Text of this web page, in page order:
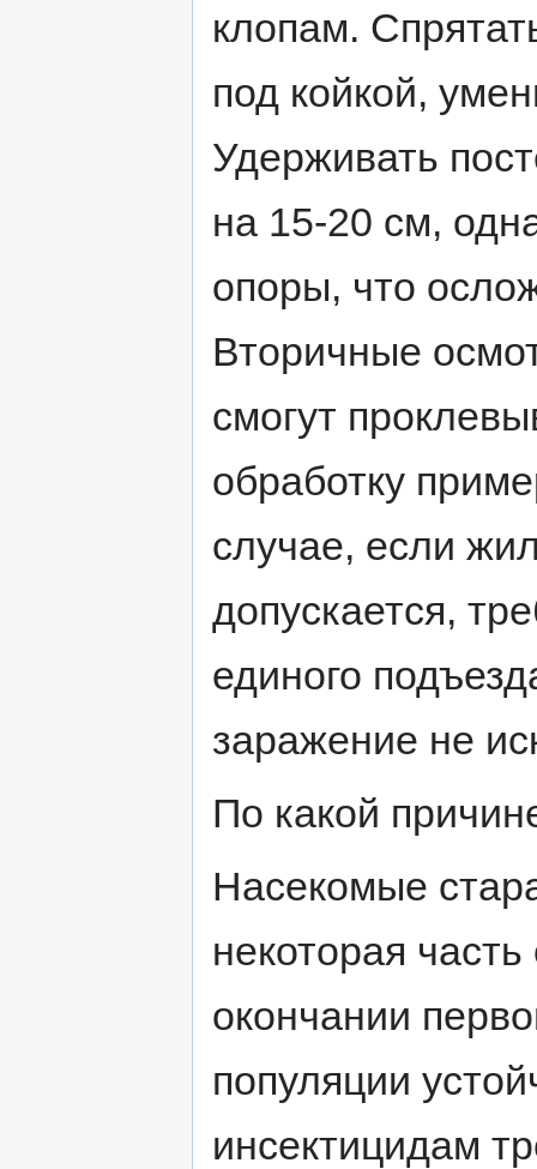
клопам.
под койкой,
Удерживать
на 15-20 см,
опоры, что
Вторичные
смогут
обработку
случае, если
допускается,
единого
заражение не
По какой
Насекомые
некоторая
окончании
популяции
инсектицидам